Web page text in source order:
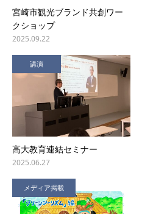
宮崎市観光ブランド共創ワー
クショップ
2025.09.22
講演
高大教育連結セミナー
2025.06.27
メディア掲載